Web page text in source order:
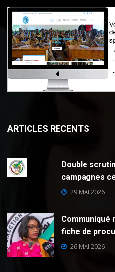
ARTICLES RECENTS
Double
campagnes
29 MAI 2026
Communiqué
fiche de
26 MAI 2026